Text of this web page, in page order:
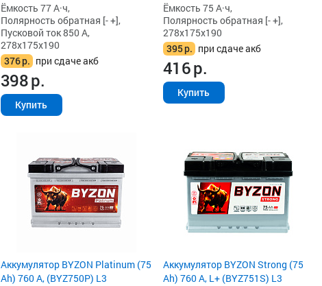
Ёмкость 77 А·ч,
Полярность обратная [- +],
Пусковой ток 850 А,
278x175x190
376р. при сдаче акб
398р.
Купить
Ёмкость 75 А·ч,
Полярность обратная [- +],
278x175x190
395р. при сдаче акб
416р.
Купить
Аккумулятор BYZON Platinum (75
Ah) 760 А, (BYZ750P) L3
Аккумулятор BYZON Strong (75
Ah) 760 А, L+ (BYZ751S) L3